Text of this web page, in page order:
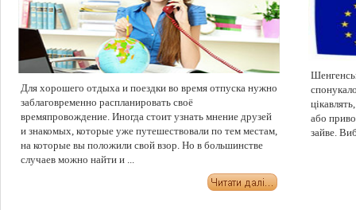
Для хорошего отдыха и поездки во время отпуска нужно
заблаговременно распланировать своё
времяпровождение. Иногда стоит узнать мнение друзей
и знакомых, которые уже путешествовали по тем местам,
на которые вы положили свой взор. Но в большинстве
случаев можно найти и ...
або
зайве.